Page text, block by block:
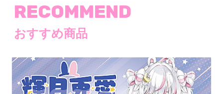
RECOMMEND
おすすめ商品